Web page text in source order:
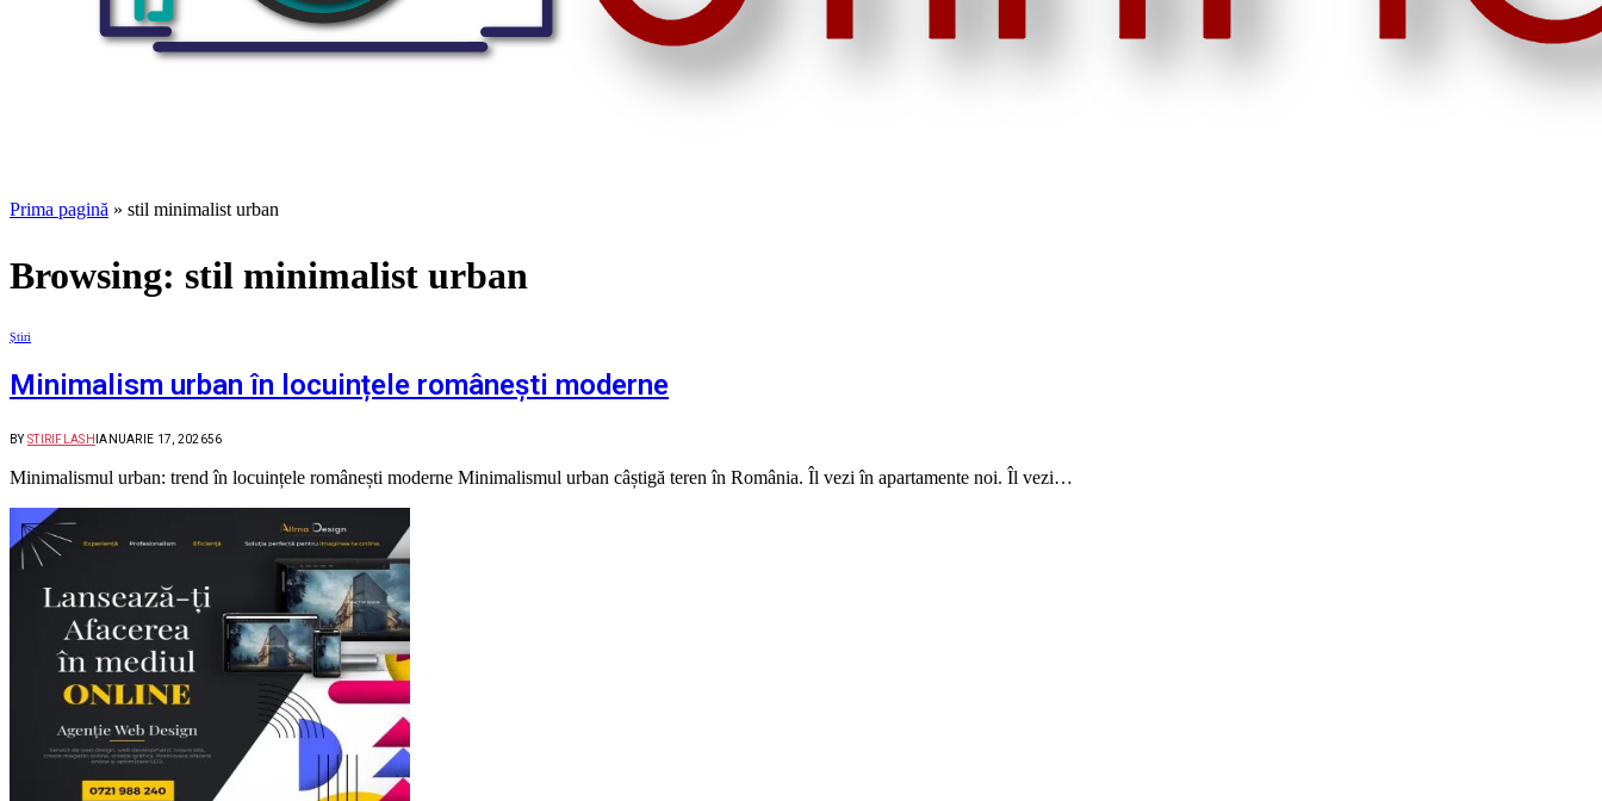
Prima pagină » stil minimalist urban
Browsing: stil minimalist urban
Știri
Minimalism urban în locuințele românești moderne
BY STIRIFLASH IANUARIE 17, 202656
Minimalismul urban: trend în locuințele românești moderne Minimalismul urban câștigă teren în România. Îl vezi în apartamente noi. Îl vezi…